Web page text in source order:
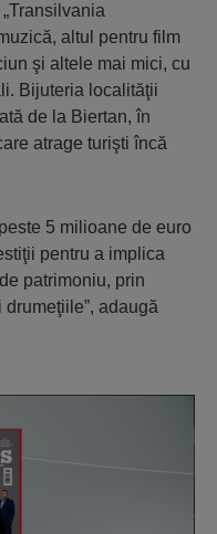
altul pentru film
şi altele mai mici, cu
Bijuteria localităţii
de la Biertan, în
atrage turişti încă
5 milioane de euro
pentru a implica
patrimoniu, prin
adaugă